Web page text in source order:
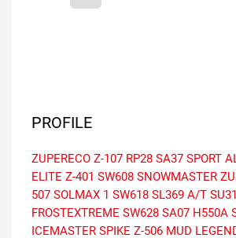
PROFILE
ZUPERECO Z-107 RP28 SA37 SPORT
ELITE Z-401 SW608 SNOWMASTER
507 SOLMAX 1 SW618 SL369 A/T
FROSTEXTREME SW628 SA07 H550A
ICEMASTER SPIKE Z-506 MUD